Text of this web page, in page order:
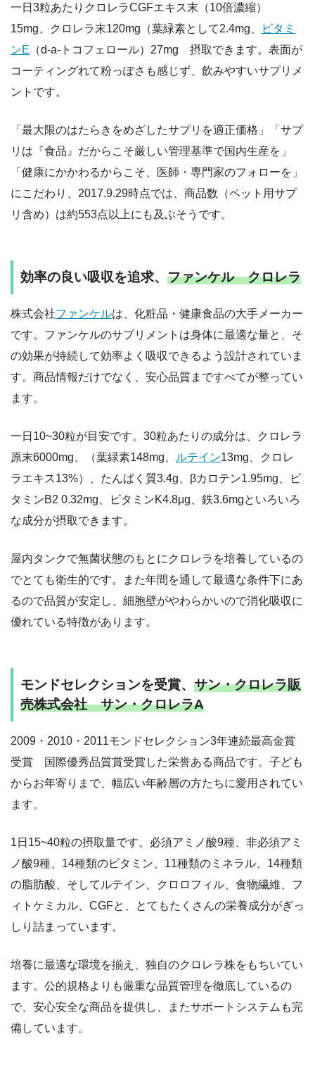
一日3粒あたりクロレラCGFエキス末（10倍濃縮）
15mg、クロレラ末120mg（葉緑素として2.4mg、
ビタミ
ンE （d-a-トコフェロール）27mg 摂取できます。表面が
コーティングれて粉っぽさも感じず、飲みやすいサプリメ
ントです。
「最大限のはたらきをめざしたサプリを適正価格」「サプ
リは『食品』だからこそ厳しい管理基準で国内生産を」
「健康にかかわるからこそ、医師・専門家のフォローを」
にこだわり、2017.9.29時点では、商品数（ペット用サプ
リ含め）は約553点以上にも及ぶそうです。
効率の良い吸収を追求、 ファンケル クロレラ
株式会社ファンケルは、化粧品・健康食品の大手メーカー
です。ファンケルのサプリメントは身体に最適な量と、そ
の効果が持続して効率よく吸収できるよう設計されていま
す。商品情報だけでなく、安心品質まですべてが整ってい
ます。
一日10~30粒が目安です。30粒あたりの成分は、クロレラ
原末6000mg、（葉緑素148mg、
ルテイン13mg、クロレ
ラエキス13%）、たんぱく質3.4g、βカロテン1.95mg、ビ
タミンB2 0.32mg、ビタミンK4.8μg、鉄3.6mgといろいろ
な成分が摂取できます。
屋内タンクで無菌状態のもとにクロレラを培養しているの
でとても衛生的です。また年間を通して最適な条件下にあ
るので品質が安定し、細胞壁がやわらかいので消化吸収に
優れている特徴があります。
モンドセレクションを受賞、 サン・クロレラ販
売株式会社 サン・クロレラA
2009・2010・2011モンドセレクション3年連続最高金賞
受賞 国際優秀品質賞受賞した栄誉ある商品です。子ども
からお年寄りまで、幅広い年齢層の方たちに愛用されてい
ます。
1日15~40粒の摂取量です。必須アミノ酸9種、非必須アミ
ノ酸9種、14種類のビタミン、11種類のミネラル、14種類
の脂肪酸、そしてルテイン、クロロフィル、食物繊維、フ
ィトケミカル、CGFと、とてもたくさんの栄養成分がぎっ
しり詰まっています。
培養に最適な環境を揃え、独自のクロレラ株をもちいてい
ます。公的規格よりも厳重な品質管理を徹底しているの
で、安心安全な商品を提供し、またサポートシステムも完
備しています。